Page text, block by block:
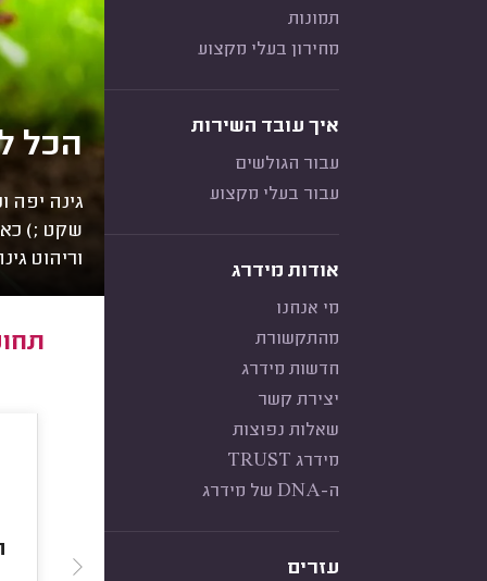
תמונות
מחירון בעלי מקצוע
איך עובד השירות
עבור הגולשים
עבור בעלי מקצוע
אודות מידרג
מי אנחנו
מהתקשורת
חדשות מידרג
יצירת קשר
שאלות נפוצות
מידרג TRUST
ה-DNA של מידרג
עזרים
הכל
גינה יפה
שקט ;)
וריהוט